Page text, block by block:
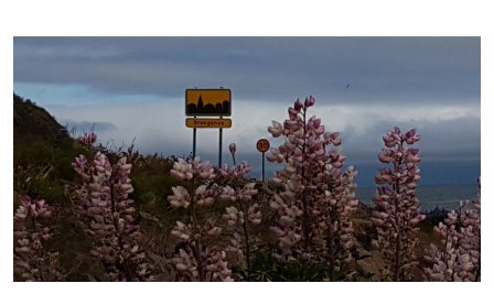
Umsóknir
Nefndir
Fundargerðir sveitarstjórnar
Fundargerðir nefnda
Siðareglur
Samþykktir